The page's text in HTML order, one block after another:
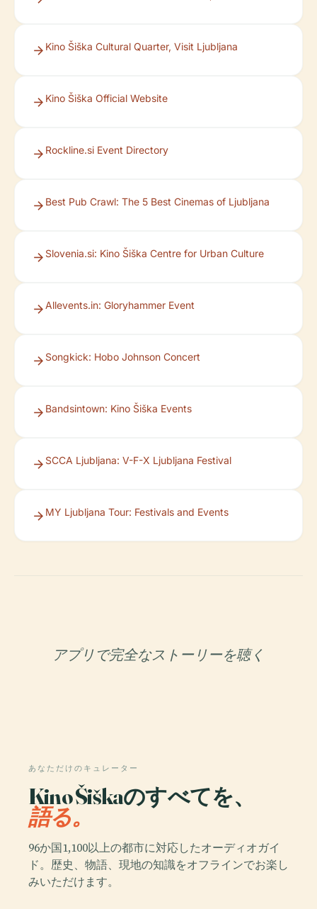
Kino Šiška Cultural Quarter, Visit Ljubljana
Kino Šiška Official Website
Rockline.si Event Directory
Best Pub Crawl: The 5 Best Cinemas of Ljubljana
Slovenia.si: Kino Šiška Centre for Urban Culture
Allevents.in: Gloryhammer Event
Songkick: Hobo Johnson Concert
Bandsintown: Kino Šiška Events
SCCA Ljubljana: V-F-X Ljubljana Festival
MY Ljubljana Tour: Festivals and Events
アプリで完全なストーリーを聴く
あなただけのキュレーター
Kino Šiškaのすべてを、
語る。
96か国1,100以上の都市に対応したオーディオガイ
ド。歴史、物語、現地の知識をオフラインでお楽し
みいただけます。